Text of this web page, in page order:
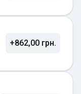
+862,00 грн.